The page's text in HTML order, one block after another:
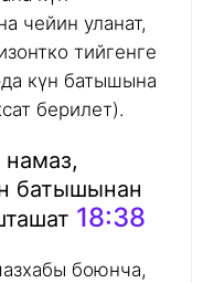
чейин уланат,
тийгенге
күн батышына
берилет).
батышынан
18:38
боюнча,